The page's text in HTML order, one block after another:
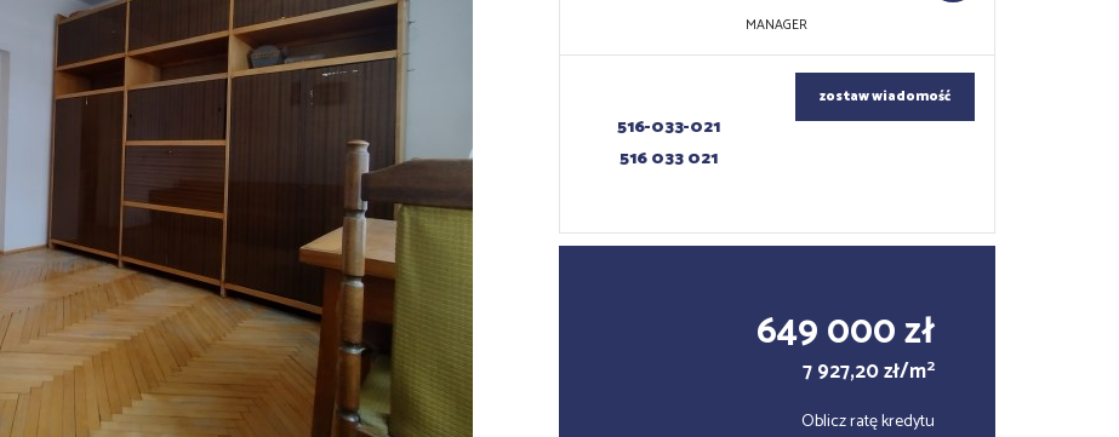
MANAGER
516-033-021
516 033 021
zostaw wiadomość
649 000 zł
7 927,20 zł/m2
Oblicz ratę kredytu